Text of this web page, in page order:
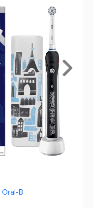
Oral-B